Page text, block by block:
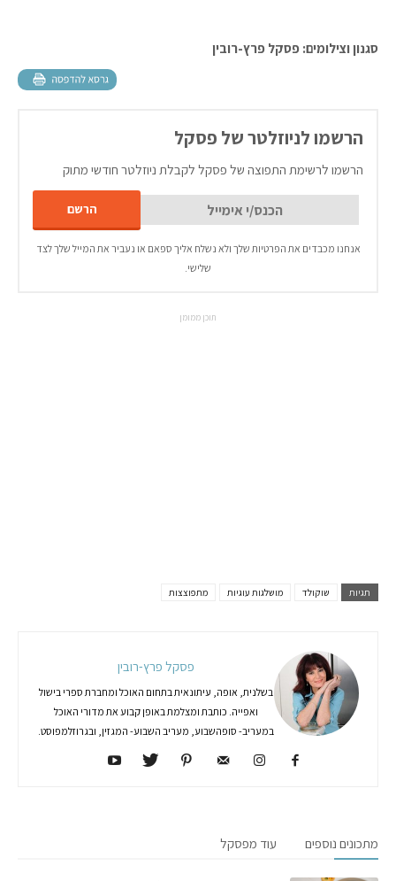
סגנון וצילומים: פסקל פרץ-רובין
הרשמו לניוזלטר של פסקל
הרשמו לרשימת התפוצה של פסקל לקבלת ניוזלטר חודשי מתוק
אנחנו מכבדים את הפרטיות שלך ולא נשלח אליך ספאם או נעביר את המייל שלך לצד
שלישי.
תוכן ממומן
תגיות שוקולד מושלגות עוגיות מתפוצצות
פסקל פרץ-רובין
בשלנית, אופה, עיתונאית בתחום האוכל ומחברת ספרי בישול
ואפייה. כותבת ומצלמת באופן קבוע את מדורי האוכל
במעריב- סופהשבוע, מעריב השבוע- המגזין, ובגרוזלמפוסט.
מתכונים נוספים עוד מפסקל